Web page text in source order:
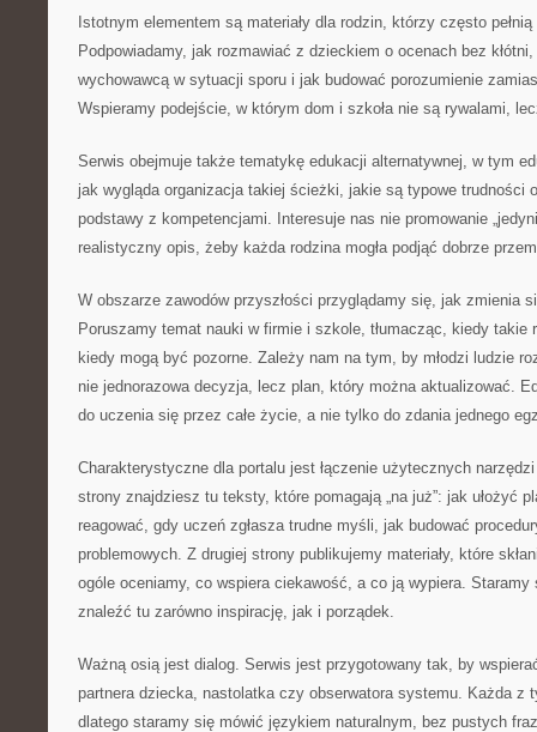
Istotnym elementem są materiały dla rodzin, którzy często
Podpowiadamy, jak rozmawiać z dzieckiem o ocenach bez
wychowawcą w sytuacji sporu i jak budować porozumienie
Wspieramy podejście, w którym dom i szkoła nie są rywalami,
Serwis obejmuje także tematykę edukacji alternatywnej, w tym
jak wygląda organizacja takiej ścieżki, jakie są typowe trudności
podstawy z kompetencjami. Interesuje nas nie promowanie
realistyczny opis, żeby każda rodzina mogła podjąć dobrze
W obszarze zawodów przyszłości przyglądamy się, jak zmienia
Poruszamy temat nauki w firmie i szkole, tłumacząc, kiedy takie
kiedy mogą być pozorne. Zależy nam na tym, by młodzi ludzie
nie jednorazowa decyzja, lecz plan, który można aktualizować.
do uczenia się przez całe życie, a nie tylko do zdania jednego
Charakterystyczne dla portalu jest łączenie użytecznych
strony znajdziesz tu teksty, które pomagają „na już”: jak ułożyć
reagować, gdy uczeń zgłasza trudne myśli, jak budować
problemowych. Z drugiej strony publikujemy materiały, które
ogóle oceniamy, co wspiera ciekawość, a co ją wypiera.
znaleźć tu zarówno inspirację, jak i porządek.
Ważną osią jest dialog. Serwis jest przygotowany tak, by
partnera dziecka, nastolatka czy obserwatora systemu. Każda z
dlatego staramy się mówić językiem naturalnym, bez pustych